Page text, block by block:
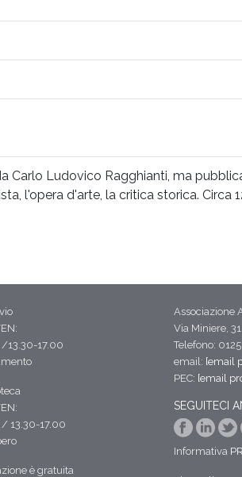
Carlo Ludovico Ragghianti, ma
l'opera d'arte, la critica storica. Circa
13.30-17.00
13.30-17.00
è gratuita
Associazione
Via Miniere,
Telefono:
email: [email
PEC: [email
SEGUITECI
Informativa